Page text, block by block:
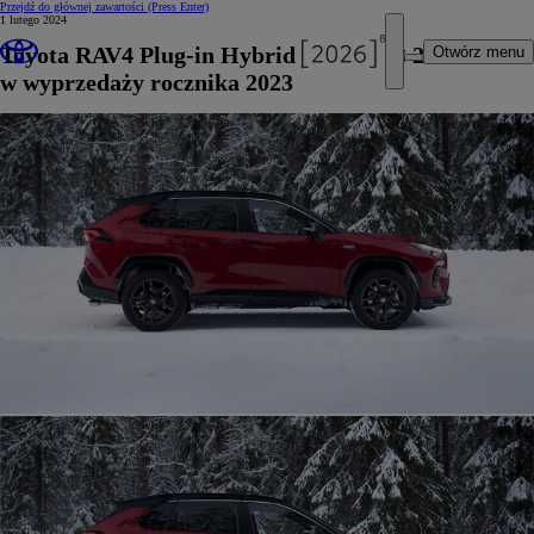
Przejdź do głównej zawartości (Press Enter)
Otwórz menu
1 lutego 2024
Toyota RAV4 Plug-in Hybrid już od 223 200 zł
w wyprzedaży rocznika 2023